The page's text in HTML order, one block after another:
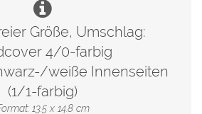
Größe, Umschlag:
4/0-farbig
weiße Innenseiten
(1/1-farbig)
13.5 x 14.8 cm